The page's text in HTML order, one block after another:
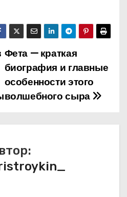
Фета — краткая
биография и главные
особенности этого
волшебного сыра